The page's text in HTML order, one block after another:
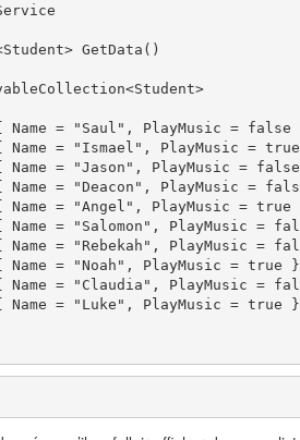
GetData()
"Saul", PlayMusic = false
"Ismael", PlayMusic =
"Jason", PlayMusic =
PlayMusic =
"Angel", PlayMusic = true
PlayMusic =
PlayMusic =
"Noah", PlayMusic = true
"Claudia", PlayMusic =
"Luke", PlayMusic = true }